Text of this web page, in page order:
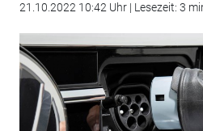
21.10.2022 10:42 Uhr | Lesezeit: 3